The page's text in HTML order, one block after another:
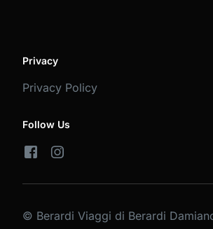
Privacy
Privacy Policy
Follow Us
© Berardi Viaggi di Berardi